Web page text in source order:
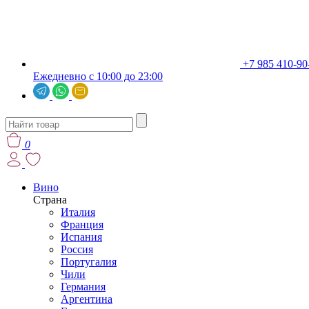
+7 985 410-
Ежедневно с 10:00 до 23:00
0
Вино
Страна
Италия
Франция
Испания
Россия
Португалия
Чили
Германия
Аргентина